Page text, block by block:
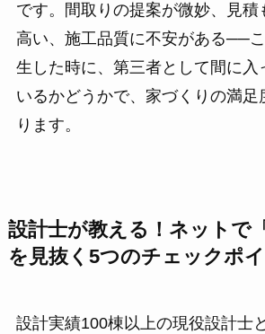
です。間取りの提案が微妙、見積
高い、施工品質に不安がある──
生した時に、第三者として間に入
いるかどうかで、家づくりの満足
ります。
設計士が教える！ネットで
を見抜く5つのチェックポ
設計実績100棟以上の現役設計士